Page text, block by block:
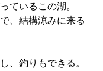
ているこの湖。
、結構涼みに来る
、釣りもできる。